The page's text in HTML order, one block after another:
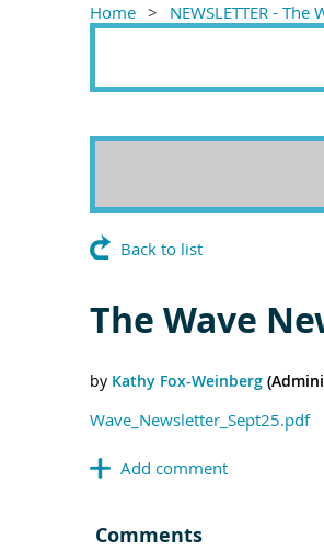
Home NEWSLETTER - The
Back to list
The Wave
Wave_Newsletter_Sept25.pdf
Comments